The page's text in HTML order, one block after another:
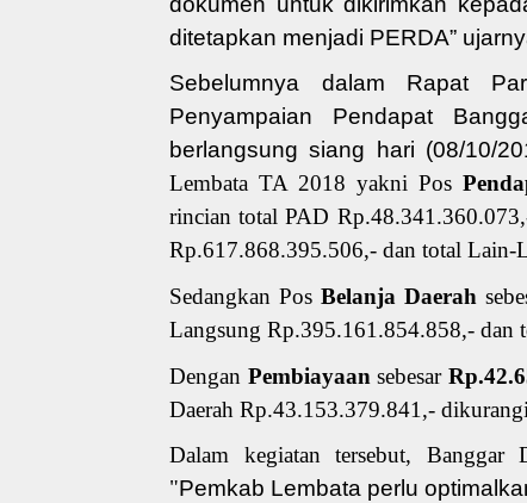
ditetapkan menjadi PERDA”
Sebelumnya dalam Rapat
Penyampaian Pendapat
berlangsung siang hari (08/10/
Lembata TA 2018 yakni Pos
rincian total PAD
Rp.617.868.395.506,- dan total Lain-
Sedangkan Pos Belanja Daerah
Langsung Rp.395.161.854.858,- dan
Dengan Pembiayaan sebesar
Daerah Rp.43.153.379.841,-
Dalam kegiatan tersebut, Banggar
"Pemkab Lembata perlu